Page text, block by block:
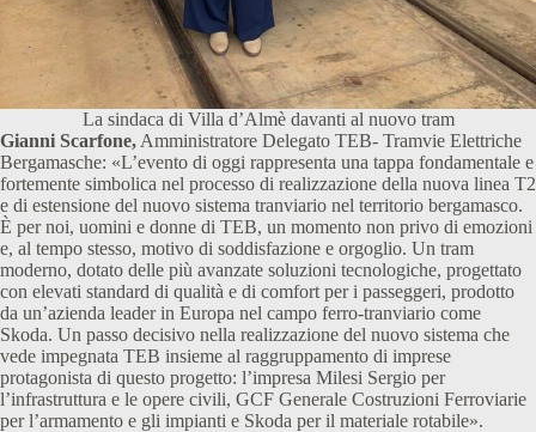
La sindaca di Villa d’Almè davanti al nuovo tram
Gianni Scarfone, Amministratore Delegato TEB- Tramvie Elettriche
Bergamasche: «L’evento di oggi rappresenta una tappa fondamentale e
fortemente simbolica nel processo di realizzazione della nuova linea T2
e di estensione del nuovo sistema tranviario nel territorio bergamasco.
È per noi, uomini e donne di TEB, un momento non privo di emozioni
e, al tempo stesso, motivo di soddisfazione e orgoglio. Un tram
moderno, dotato delle più avanzate soluzioni tecnologiche, progettato
con elevati standard di qualità e di comfort per i passeggeri, prodotto
da un’azienda leader in Europa nel campo ferro-tranviario come
Skoda. Un passo decisivo nella realizzazione del nuovo sistema che
vede impegnata TEB insieme al raggruppamento di imprese
protagonista di questo progetto: l’impresa Milesi Sergio per
l’infrastruttura e le opere civili, GCF Generale Costruzioni Ferroviarie
per l’armamento e gli impianti e Skoda per il materiale rotabile».